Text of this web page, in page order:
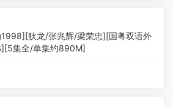
狄龙/张兆辉/梁荣忠][国粤双语外
集全/单集约890M]